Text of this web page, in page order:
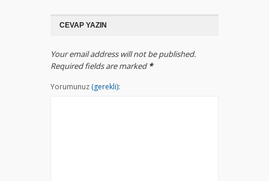
CEVAP YAZIN
Your email address will not be published.
Required fields are marked*
Yorumunuz (gerekli):